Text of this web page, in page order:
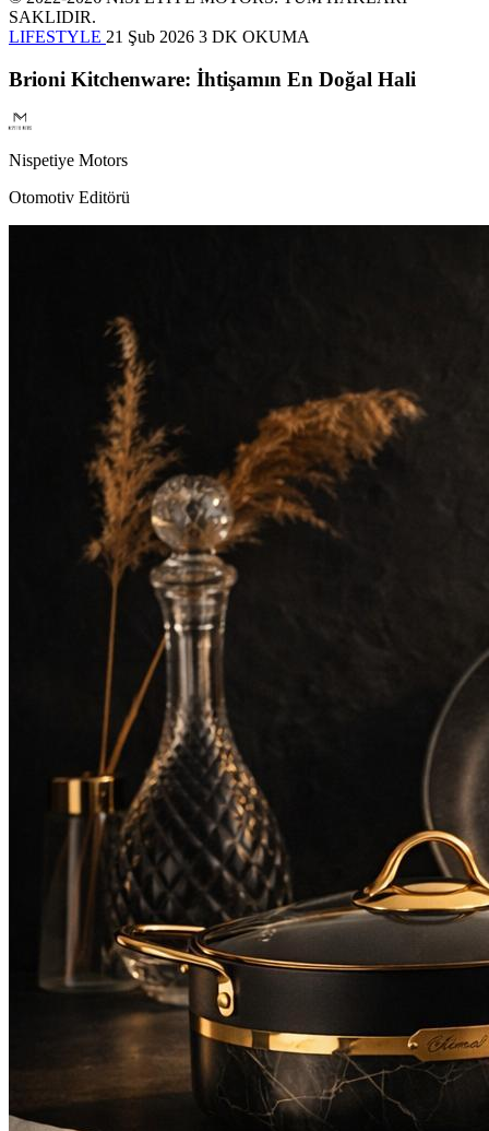
SAKLIDIR.
LIFESTYLE 21 Şub 2026 3 DK OKUMA
Brioni Kitchenware: İhtişamın En Doğal Hali
Nispetiye Motors
Otomotiv Editörü